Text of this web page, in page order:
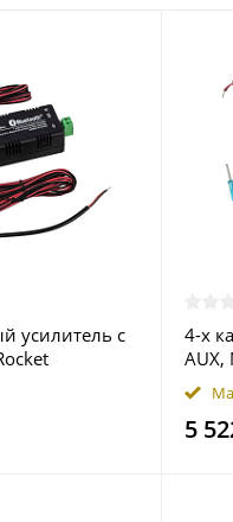
усилитель с
4-х
AUX,
5